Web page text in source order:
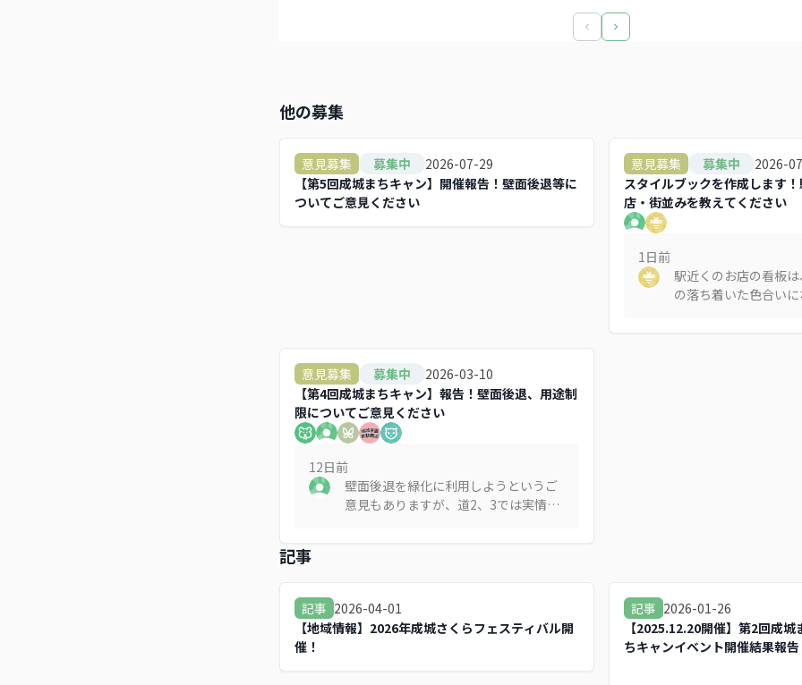
他の募集
意見募集 募集中
2026-07-29
【第5回成城まちキャン】開催報告！壁面後退等に
ついてご意見ください
意見募集 募集中
2026-
スタイルブックを作成します
店・街並みを教えてください
1日前
駅近くのお店の看板
の落ち着いた色合い
意見募集 募集中
2026-03-10
【第4回成城まちキャン】報告！壁面後退、用途制
限についてご意見ください
12日前
壁面後退を緑化に利用しようというご
意見もありますが、道2、3では実情に
生しにくい実情になってしまいます。
一階店舗の活性化には間口を店舗の入
記事
記事 2026-04-01
【地域情報】2026年成城さくらフェスティバル開
催！
記事 2026-01-26
【2025.12.20開催】第2回成城
ちキャンイベント開催結果報告